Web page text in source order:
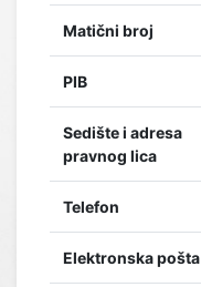
Matični broj
PIB
Sedište i adresa
pravnog lica
Telefon
Elektronska pošta